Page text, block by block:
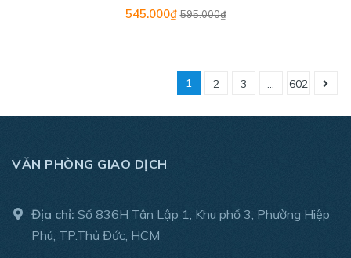
545.000₫595.000₫
1 2 3 ... 602
VĂN PHÒNG GIAO DỊCH
Địa chỉ: Số 836H Tân Lập 1, Khu phố 3, Phường Hiệp
Phú, TP.Thủ Đức, HCM